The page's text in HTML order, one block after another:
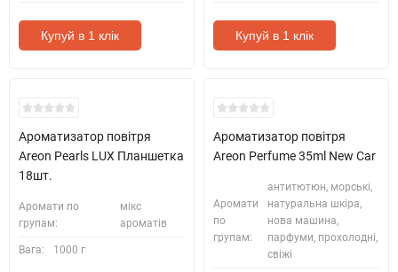
Купуй в 1 клік Купуй в 1 клік
Ароматизатор повітря
Areon Pearls LUX Планшетка
18шт.
Аромати по
групам:
мікс
ароматів
Вага: 1000 г
Ароматизатор повітря
Areon Perfume 35ml New Car
Аромати
по
групам:
антитютюн, морські,
натуральна шкіра,
нова машина,
парфуми, прохолодні,
свіжі